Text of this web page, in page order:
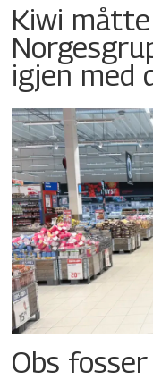
Kiwi
igjen med
Obs